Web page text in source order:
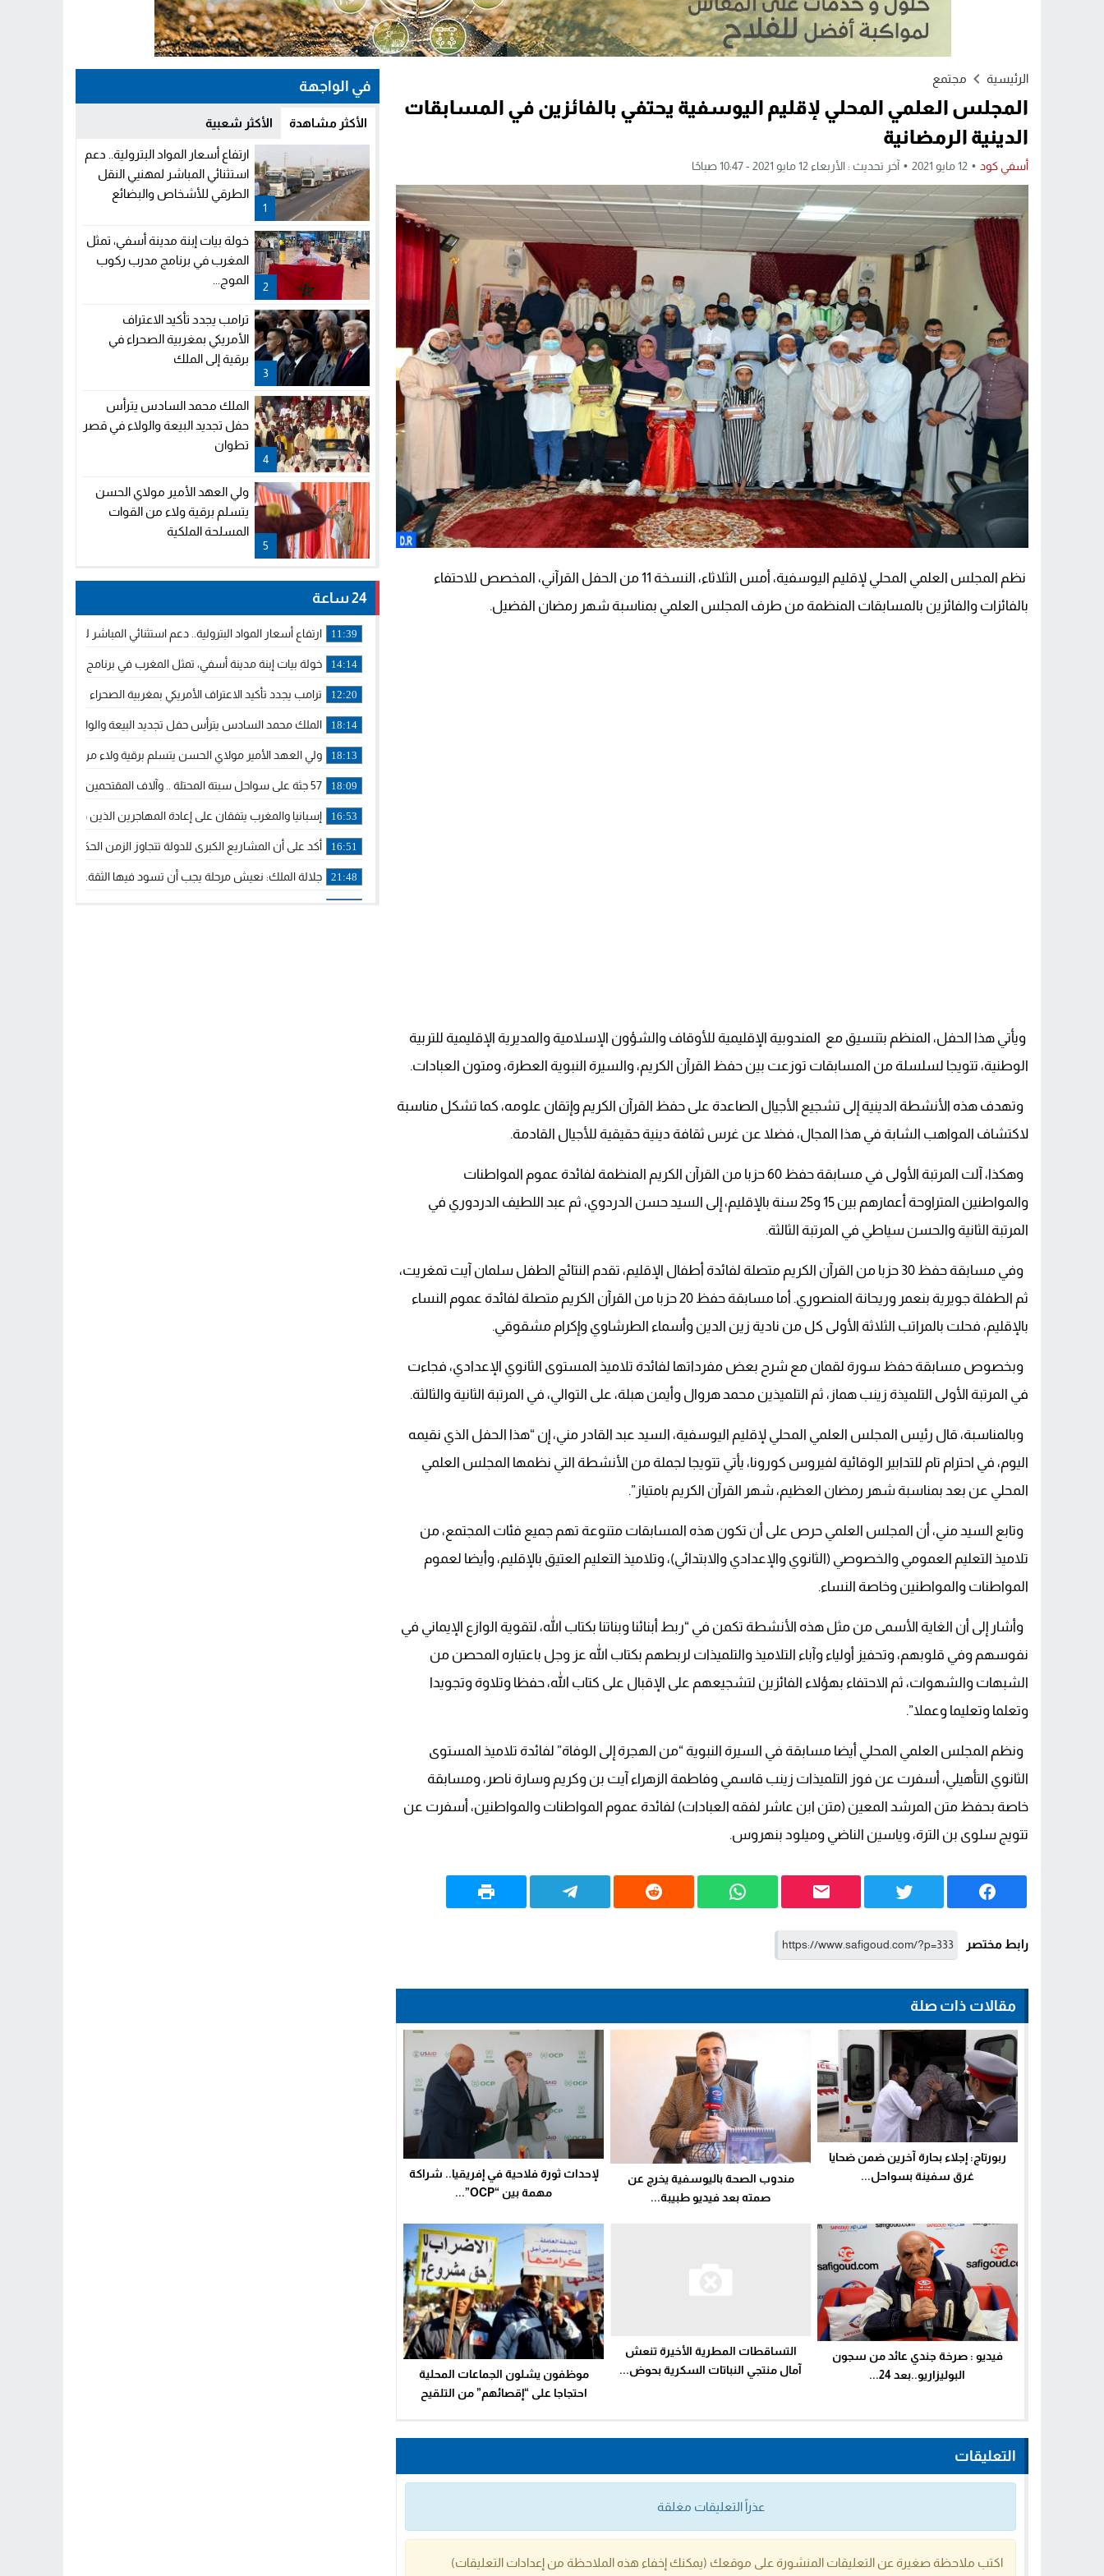
الرئيسية مجتمع
المجلس العلمي المحلي لإقليم اليوسفية يحتفي بالفائزين في المسابقات
الدينية الرمضانية
أسفي كود 12 مايو 2021 آخر تحديث : الأربعاء 12 مايو 2021 - 10:47 صباحًا
نظم المجلس العلمي المحلي لإقليم اليوسفية، أمس الثلاثاء، النسخة 11 من الحفل القرآني، المخصص للاحتفاء
بالفائزات والفائزين بالمسابقات المنظمة من طرف المجلس العلمي بمناسبة شهر رمضان الفضيل.
ويأتي هذا الحفل، المنظم بتنسيق مع المندوبية الإقليمية للأوقاف والشؤون الإسلامية والمديرية الإقليمية للتربية
الوطنية، تتويجا لسلسلة من المسابقات توزعت بين حفظ القرآن الكريم، والسيرة النبوية العطرة، ومتون العبادات.
وتهدف هذه الأنشطة الدينية إلى تشجيع الأجيال الصاعدة على حفظ القرآن الكريم وإتقان علومه، كما تشكل مناسبة
لاكتشاف المواهب الشابة في هذا المجال، فضلا عن غرس ثقافة دينية حقيقية للأجيال القادمة.
وهكذا، آلت المرتبة الأولى في مسابقة حفظ 60 حزبا من القرآن الكريم المنظمة لفائدة عموم المواطنات
والمواطنين المتراوحة أعمارهم بين 15 و25 سنة بالإقليم، إلى السيد حسن الدردوي، ثم عبد اللطيف الدردوري في
المرتبة الثانية والحسن سياطي في المرتبة الثالثة.
وفي مسابقة حفظ 30 حزبا من القرآن الكريم متصلة لفائدة أطفال الإقليم، تقدم النتائج الطفل سلمان آيت تمغريت،
ثم الطفلة جويرية بنعمر وريحانة المنصوري. أما مسابقة حفظ 20 حزبا من القرآن الكريم متصلة لفائدة عموم النساء
بالإقليم، فحلت بالمراتب الثلاثة الأولى كل من نادية زين الدين وأسماء الطرشاوي وإكرام مشقوقي.
وبخصوص مسابقة حفظ سورة لقمان مع شرح بعض مفرداتها لفائدة تلاميذ المستوى الثانوي الإعدادي، فجاءت
في المرتبة الأولى التلميذة زينب هماز، ثم التلميذين محمد هروال وأيمن هبلة، على التوالي، في المرتبة الثانية والثالثة.
وبالمناسبة، قال رئيس المجلس العلمي المحلي لإقليم اليوسفية، السيد عبد القادر مني، إن “هذا الحفل الذي نقيمه
اليوم، في احترام تام للتدابير الوقائية لفيروس كورونا، يأتي تتويجا لجملة من الأنشطة التي نظمها المجلس العلمي
المحلي عن بعد بمناسبة شهر رمضان العظيم، شهر القرآن الكريم بامتياز”.
وتابع السيد مني، أن المجلس العلمي حرص على أن تكون هذه المسابقات متنوعة تهم جميع فئات المجتمع، من
تلاميذ التعليم العمومي والخصوصي (الثانوي والإعدادي والابتدائي)، وتلاميذ التعليم العتيق بالإقليم، وأيضا لعموم
المواطنات والمواطنين وخاصة النساء.
وأشار إلى أن الغاية الأسمى من مثل هذه الأنشطة تكمن في “ربط أبنائنا وبناتنا بكتاب الله، لتقوية الوازع الإيماني في
نفوسهم وفي قلوبهم، وتحفيز أولياء وآباء التلاميذ والتلميذات لربطهم بكتاب الله عز وجل باعتباره المحصن من
الشبهات والشهوات، ثم الاحتفاء بهؤلاء الفائزين لتشجيعهم على الإقبال على كتاب الله، حفظا وتلاوة وتجويدا
وتعلما وتعليما وعملا”.
ونظم المجلس العلمي المحلي أيضا مسابقة في السيرة النبوية “من الهجرة إلى الوفاة” لفائدة تلاميذ المستوى
الثانوي التأهيلي، أسفرت عن فوز التلميذات زينب قاسمي وفاطمة الزهراء آيت بن وكريم وسارة ناصر، ومسابقة
خاصة بحفظ متن المرشد المعين (متن ابن عاشر لفقه العبادات) لفائدة عموم المواطنات والمواطنين، أسفرت عن
تتويج سلوى بن الترة، وياسين الناضي وميلود بنهروس.
رابط مختصر
مقالات ذات صلة
ربورتاج: إجلاء بحارة آخرين ضمن ضحايا
غرق سفينة بسواحل...
مندوب الصحة باليوسفية يخرج عن
صمته بعد فيديو طبيبة...
لإحداث ثورة فلاحية في إفريقيا.. شراكة
مهمة بين “OCP”...
فيديو : صرخة جندي عائد من سجون
البوليزاريو..بعد 24...
التساقطات المطرية الأخيرة تنعش
آمال منتجي النباتات السكرية بحوض...
موظفون يشلون الجماعات المحلية
احتجاجا على “إقصائهم” من التلقيح
التعليقات
عذراً التعليقات مغلقة
اكتب ملاحظة صغيرة عن التعليقات المنشورة على موقعك (يمكنك إخفاء هذه الملاحظة من إعدادات التعليقات)
في الواجهة
الأكثر مشاهدة الأكثر شعبية
1
ارتفاع أسعار المواد البترولية.. دعم
استثنائي المباشر لمهنيي النقل
الطرقي للأشخاص والبضائع
2
خولة بيات إبنة مدينة أسفي، تمثل
المغرب في برنامج مدرب ركوب
الموج...
3
ترامب يجدد تأكيد الاعتراف
الأمريكي بمغربية الصحراء في
برقية إلى الملك
4
الملك محمد السادس يترأس
حفل تجديد البيعة والولاء في قصر
تطوان
5
ولي العهد الأمير مولاي الحسن
يتسلم برقية ولاء من القوات
المسلحة الملكية
24 ساعة
11:39 ارتفاع أسعار المواد البترولية.. دعم استثنائي المباشر لمهنيي النقل
14:14 خولة بيات إبنة مدينة أسفي، تمثل المغرب في برنامج مدرب ركوب
12:20 ترامب يجدد تأكيد الاعتراف الأمريكي بمغربية الصحراء في برقية إلى الملك
18:14 الملك محمد السادس يترأس حفل تجديد البيعة والولاء في قصر
18:13 ولي العهد الأمير مولاي الحسن يتسلم برقية ولاء من القوات المسلحة
18:09 57 جثة على سواحل سبتة المحتلة .. وآلاف المقتحمين يعودون إلى المغرب
16:53 إسبانيا والمغرب يتفقان على إعادة المهاجرين الذين دخلوا سبتة المحتلة
16:51 أكد على أن المشاريع الكبرى للدولة تتجاوز الزمن الحكومي..
21:48 جلالة الملك: نعيش مرحلة يجب أن تسود فيها الثقة.. والاستقرار